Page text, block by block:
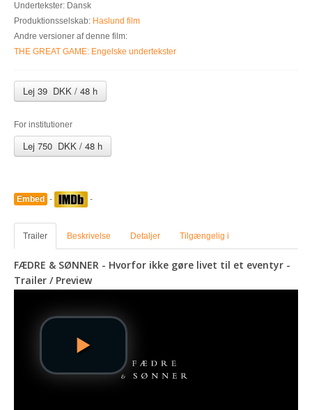
Undertekster: Dansk
Produktionsselskab: Haslund film
Andre versioner af denne film:
THE GREAT GAME: Engelske undertekster
Lej 39 DKK / 48 h
For institutioner
Lej 750 DKK / 48 h
Embed - -
Trailer Beskrivelse Detaljer Tilgængelig i
FÆDRE & SØNNER - Hvorfor ikke gøre livet til et eventyr -
Trailer / Preview